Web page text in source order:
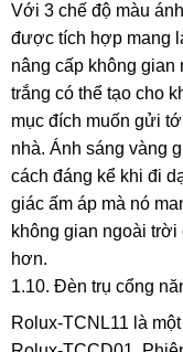
Với 3 chế độ màu
được tích hợp mang
nâng cấp không
trắng có thể tạo cho
mục đích muốn gửi
nhà. Ánh sáng vàng
cách đáng kể khi đi
giác ấm áp mà nó
không gian ngoài
hơn.
1.10. Đèn trụ cổng
Rolux-TCNL11 là